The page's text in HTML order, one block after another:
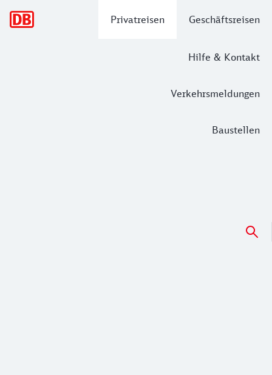
Privatreisen Geschäftsreisen
Hilfe & Kontakt
Verkehrsmeldungen
Baustellen